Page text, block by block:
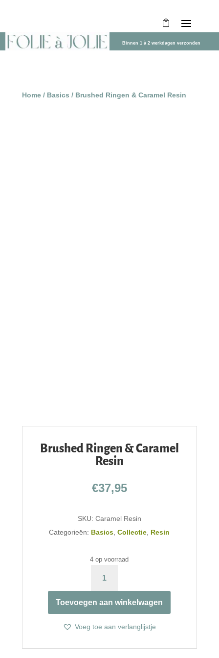
Binnen 1 à 2 werkdagen verzonden
Home/ Basics / Brushed Ringen & Caramel Resin
Brushed Ringen & Caramel
Resin
€37,95
SKU: Caramel Resin
Categorieën: Basics ,Collectie Resin
4 op voorraad
RINGEN
&
CARAMEL
RESIN
AANTAL
Toevoegen aan winkelwagen
Voeg toe aan verlanglijstje